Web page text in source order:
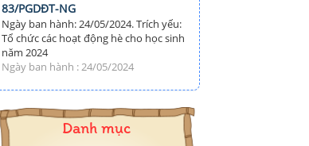
83/PGDĐT-NG
Ngày ban hành: 24/05/2024. Trích yếu:
Tổ chức các hoạt động hè cho học sinh
năm 2024
Ngày ban hành : 24/05/2024
Danh mục